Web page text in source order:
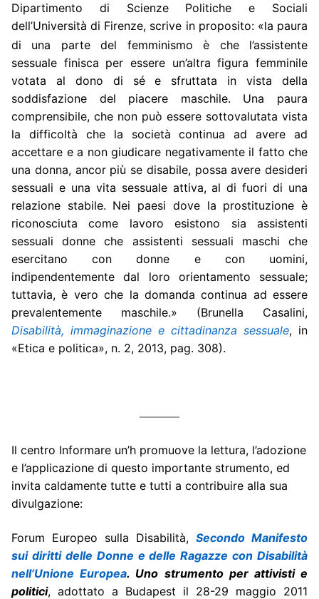
Dipartimento di Scienze Politiche e Sociali
dell’Università di Firenze, scrive in proposito: «la paura
di una parte del femminismo è che l’assistente
sessuale finisca per essere un’altra figura femminile
votata al dono di sé e sfruttata in vista della
soddisfazione del piacere maschile. Una paura
comprensibile, che non può essere sottovalutata vista
la difficoltà che la società continua ad avere ad
accettare e a non giudicare negativamente il fatto che
una donna, ancor più se disabile, possa avere desideri
sessuali e una vita sessuale attiva, al di fuori di una
relazione stabile. Nei paesi dove la prostituzione è
riconosciuta come lavoro esistono sia assistenti
sessuali donne che assistenti sessuali maschi che
esercitano con donne e con uomini,
indipendentemente dal loro orientamento sessuale;
tuttavia, è vero che la domanda continua ad essere
prevalentemente maschile.» (Brunella Casalini,
Disabilità, immaginazione e cittadinanza sessuale, in
«Etica e politica», n. 2, 2013, pag. 308).
———–
Il centro Informare un’h promuove la lettura, l’adozione
e l’applicazione di questo importante strumento, ed
invita caldamente tutte e tutti a contribuire alla sua
divulgazione:
Forum Europeo sulla Disabilità, Secondo Manifesto
sui diritti delle Donne e delle Ragazze con Disabilità
nell’Unione Europea. Uno strumento per attivisti e
politici, adottato a Budapest il 28-29 maggio 2011